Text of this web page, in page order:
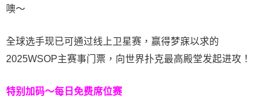
噢～
全球选手现已可通过线上卫星赛，赢得梦寐以求的
2025WSOP主赛事门票，向世界扑克最高殿堂发起进攻！
特别加码～每日免费席位赛